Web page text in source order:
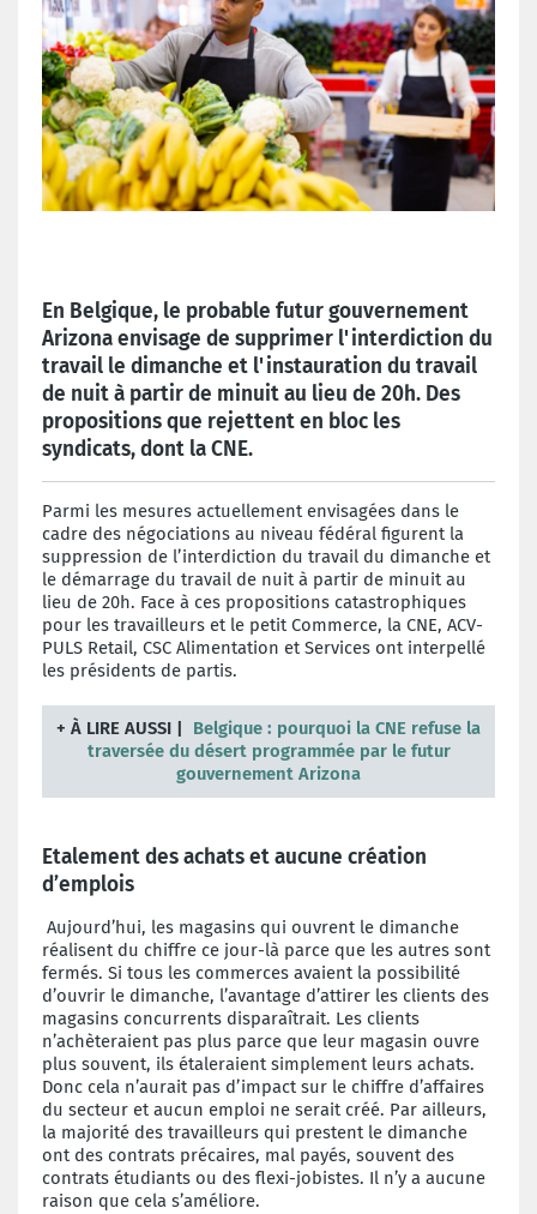
En Belgique, le probable futur gouvernement
Arizona envisage de supprimer l'interdiction du
travail le dimanche et l'instauration du travail
de nuit à partir de minuit au lieu de 20h. Des
propositions que rejettent en bloc les
syndicats, dont la CNE.
Parmi les mesures actuellement envisagées dans le
cadre des négociations au niveau fédéral figurent la
suppression de l’interdiction du travail du dimanche et
le démarrage du travail de nuit à partir de minuit au
lieu de 20h. Face à ces propositions catastrophiques
pour les travailleurs et le petit Commerce, la CNE, ACV-
PULS Retail, CSC Alimentation et Services ont interpellé
les présidents de partis.
+ À LIRE AUSSI |
Belgique : pourquoi la CNE refuse la
traversée du désert programmée par le futur
gouvernement Arizona
Etalement des achats et aucune création
d’emplois
Aujourd’hui, les magasins qui ouvrent le dimanche
réalisent du chiffre ce jour-là parce que les autres sont
fermés. Si tous les commerces avaient la possibilité
d’ouvrir le dimanche, l’avantage d’attirer les clients des
magasins concurrents disparaîtrait. Les clients
n’achèteraient pas plus parce que leur magasin ouvre
plus souvent, ils étaleraient simplement leurs achats.
Donc cela n’aurait pas d’impact sur le chiffre d’affaires
du secteur et aucun emploi ne serait créé. Par ailleurs,
la majorité des travailleurs qui prestent le dimanche
ont des contrats précaires, mal payés, souvent des
contrats étudiants ou des flexi-jobistes. Il n’y a aucune
raison que cela s’améliore.